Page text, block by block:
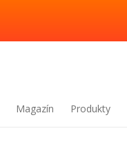
Magazín Produkty